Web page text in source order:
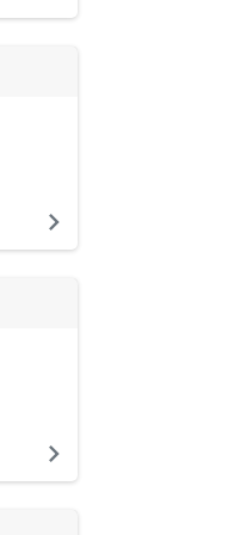
navigate_next
navigate_next